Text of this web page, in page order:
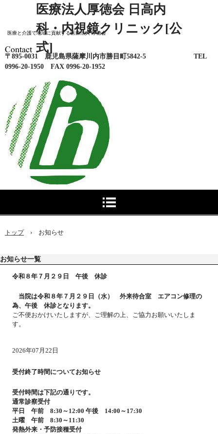
医療法人厚徳会 日高内
科・内視鏡クリニック[公
式]
医療と介護で地域に貢献する医療法人 厚徳会
〒895-0031 鹿児島県薩摩川内市勝目町5842-5
TEL
0996-20-1950 FAX 0996-20-1952
トップ › お知らせ
お知らせ一覧
令和８年７月２９日 午後 休診
当院は令和８年７月２９ 日（水） 外来待合室 エアコン修理の
為、午後 休診となります。
ご不便おかけいたしますが、ご理解の上、ご協力お願いいたしま
す。
2026年07月22日
受付終了時間についてお知らせ
受付時間は下記の通りです。
通常診察受付
平日 午前 8:30～12:00 午後 14:00～17:30
土曜 午前 8:30～11:30
発熱外来・予防接種受付